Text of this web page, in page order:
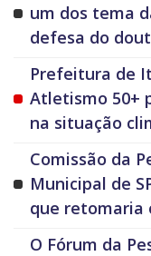
um dos tema
defesa do
Prefeitura de
Atletismo 50+
na situação
Comissão da
Municipal de
que retomaria
O Fórum da